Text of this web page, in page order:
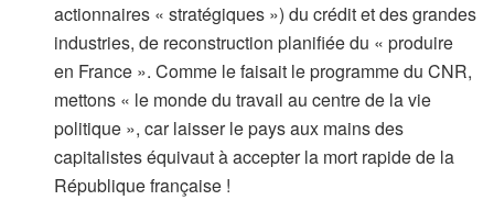
actionnaires « stratégiques ») du crédit et des grandes
industries, de reconstruction planifiée du « produire
en France ». Comme le faisait le programme du CNR,
mettons « le monde du travail au centre de la vie
politique », car laisser le pays aux mains des
capitalistes équivaut à accepter la mort rapide de la
République française !